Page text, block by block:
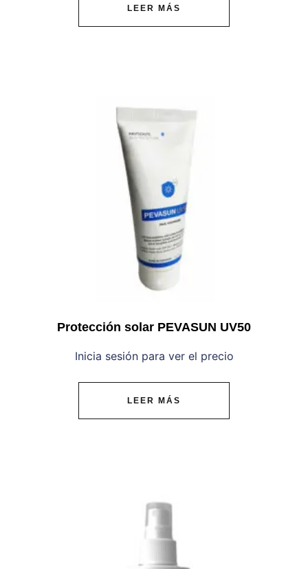
LEER MÁS
Protección solar PEVASUN UV50
Inicia sesión para ver el precio
LEER MÁS